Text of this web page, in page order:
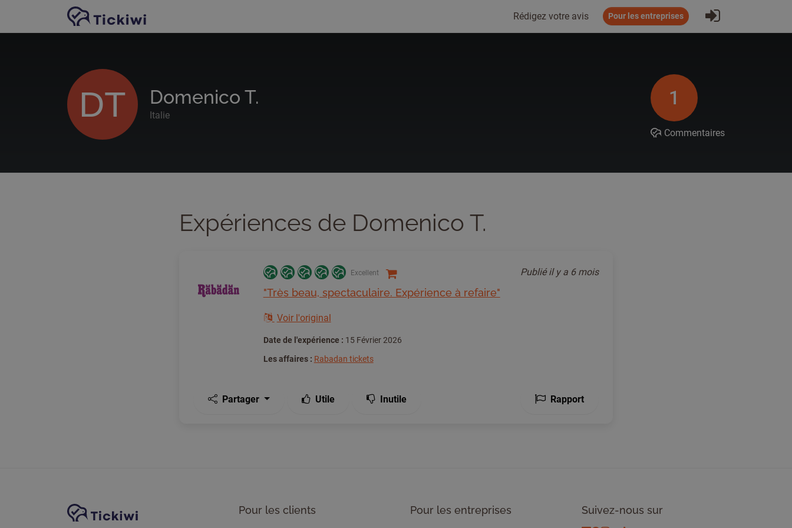
Passer au contenu principal
Rédigez votre avis
Pour les entreprises S'inscrire
DT Domenico T.
Italie
1
Commentaires
Expériences de Domenico T.
Excellent Publiéil y a 6 mois
"Très beau, spectaculaire. Expérience à refaire"
Voir l'original
Date de l'expérience : 15 Février 2026
Les affaires : Rabadan tickets
Partager Utile Inutile Rapport
Navigation du sitePlate-forme Tickiwi Pour les clients Pour les entreprises Suivez-nous sur